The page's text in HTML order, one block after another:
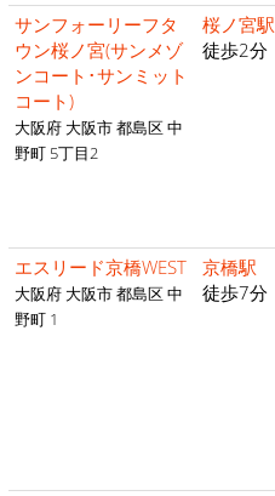
サンフォーリーフタ
ウン桜ノ宮(サンメゾ
ンコート･サンミット
コート)
大阪府 大阪市 都島区 中
野町 5丁目2
桜ノ宮駅
徒歩2分
エスリード京橋WEST
大阪府 大阪市 都島区 中
野町 1
京橋駅
徒歩7分